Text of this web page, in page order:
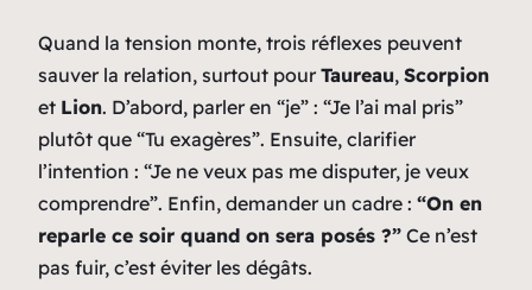
Quand la tension monte, trois réflexes peuvent
sauver la relation, surtout pour Taureau, Scorpion
et Lion. D’abord, parler en “je” : “Je l’ai mal pris”
plutôt que “Tu exagères”. Ensuite, clarifier
l’intention : “Je ne veux pas me disputer, je veux
comprendre”. Enfin, demander un cadre : “On en
reparle ce soir quand on sera posés ?” Ce n’est
pas fuir, c’est éviter les dégâts.